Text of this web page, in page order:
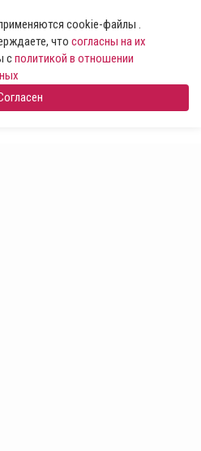
cookie-файлы .
что согласны на их
сполитикой в отношении